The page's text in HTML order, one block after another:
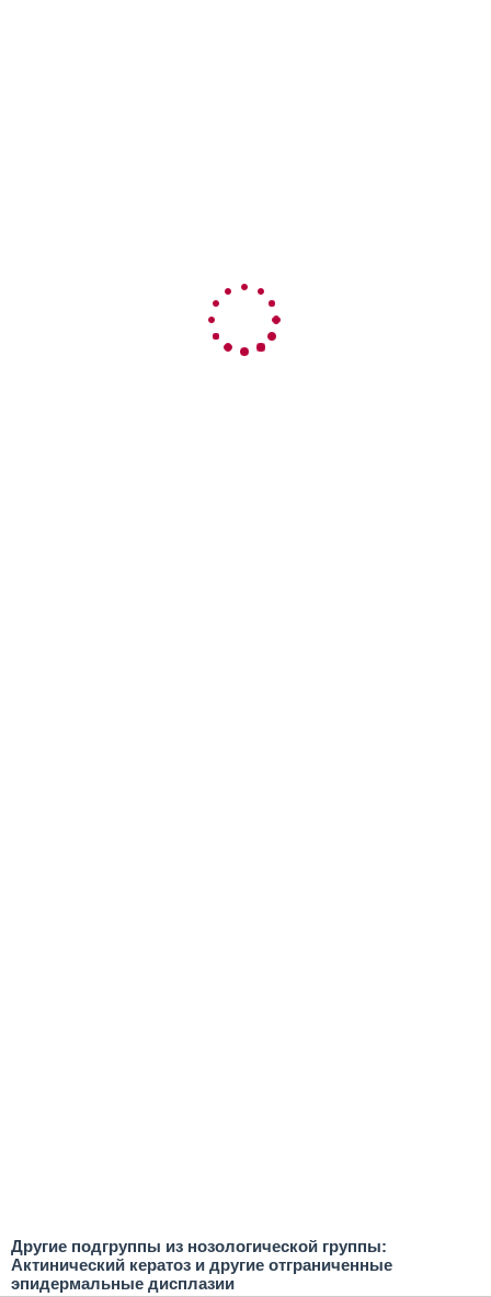
Другие подгруппы из нозологической группы:
Актинический кератоз и другие отграниченные
эпидермальные дисплазии